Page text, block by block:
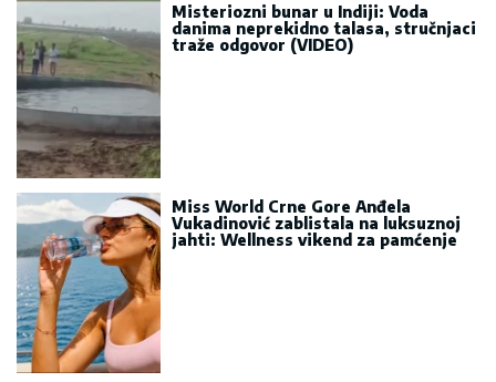
Misteriozni bunar u Indiji: Voda
danima neprekidno talasa, stručnjaci
traže odgovor (VIDEO)
Miss World Crne Gore Anđela
Vukadinović zablistala na luksuznoj
jahti: Wellness vikend za pamćenje